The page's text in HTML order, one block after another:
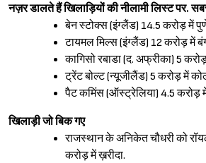
नज़र डालते हैं खिलाड़ियों की नीलामी लिस्ट पर.
बेन स्टोक्स (इंग्लैंड) 14.5 करोड़ में
टायमल मिल्स (इंग्लैंड) 12 करोड़ में
कागिसो रबाडा (द. अफ्रीका) 5
ट्रेंट बोल्ट (न्यूजीलैंड) 5 करोड़ में
पैट कमिंस (ऑस्ट्रेलिया) 4.5 करोड़ में
खिलाड़ी जो बिक गए
राजस्थान के अनिकेत चौधरी को
करोड़ में ख़रीदा.